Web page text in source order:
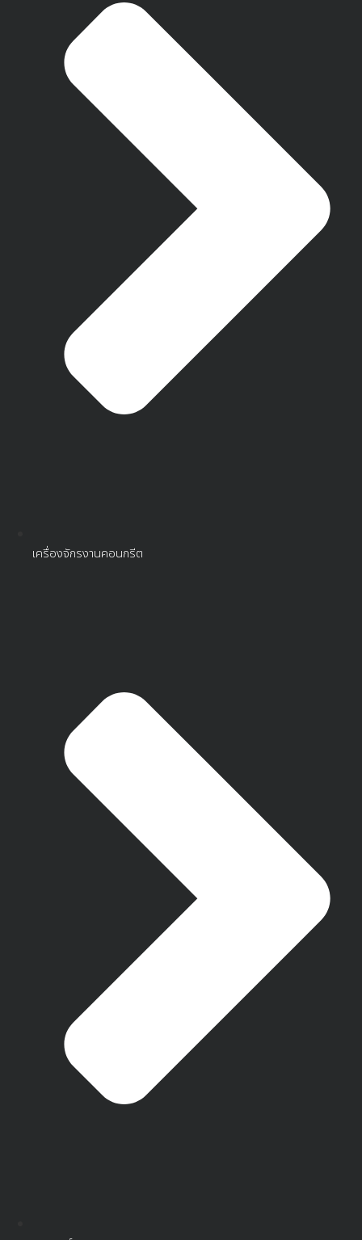
เครื่องจักรงานคอนกรีต